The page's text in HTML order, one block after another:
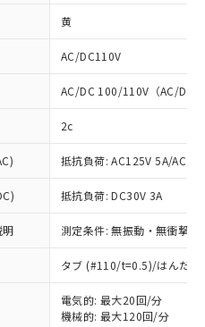
黄
AC/DC110V
AC/DC 100/110V（AC/DC
2c
抵抗負荷: AC125V 5A/
抵抗負荷: DC30V 3A
測定条件: 無振動・無衝撃
タブ (#110/t=0.5)/はんだづ
電気的: 最大20回/分
機械的: 最大120回/分
指令（10物質）の
が提供可能な商品で